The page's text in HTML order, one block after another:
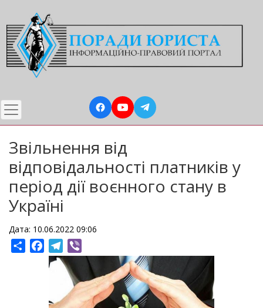
до
основного
вмісту
Звільнення від
відповідальності платників у
період дії воєнного стану в
Україні
Дата: 10.06.2022 09:06
ShareFacebookTelegram